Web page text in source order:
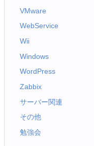
VMware
WebService
Wii
Windows
WordPress
Zabbix
サーバー関連
その他
勉強会